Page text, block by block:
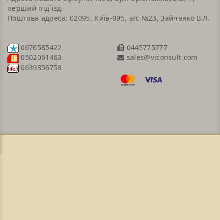
перший під`їзд
Поштова адреса: 02095, Київ-095, а/с №23, Зайченко В.Л.
0676585422
0502061463
0639356758
0445775777
sales@viconsult.com